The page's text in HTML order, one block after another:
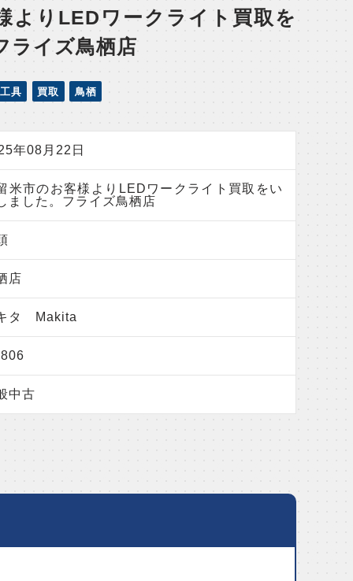
よりLEDワークライト買取を
ライズ鳥栖店
工具 買取 鳥栖
年08月22日
米市のお客様よりLEDワークライト買取をい
ました。フライズ鳥栖店
店
タ Makita
中古